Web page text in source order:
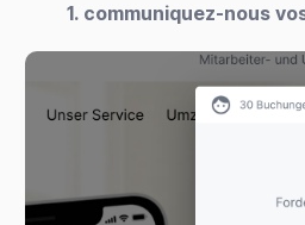
1. communiquez-nous